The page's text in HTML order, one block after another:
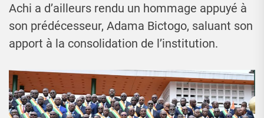
Achi a d’ailleurs rendu un hommage appuyé à
son prédécesseur, Adama Bictogo, saluant son
apport à la consolidation de l’institution.